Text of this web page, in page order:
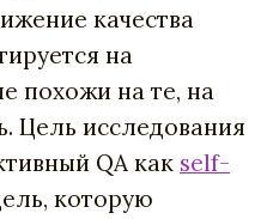
качества
на
похожи на те, на
Цель исследования
QA как self-
которую